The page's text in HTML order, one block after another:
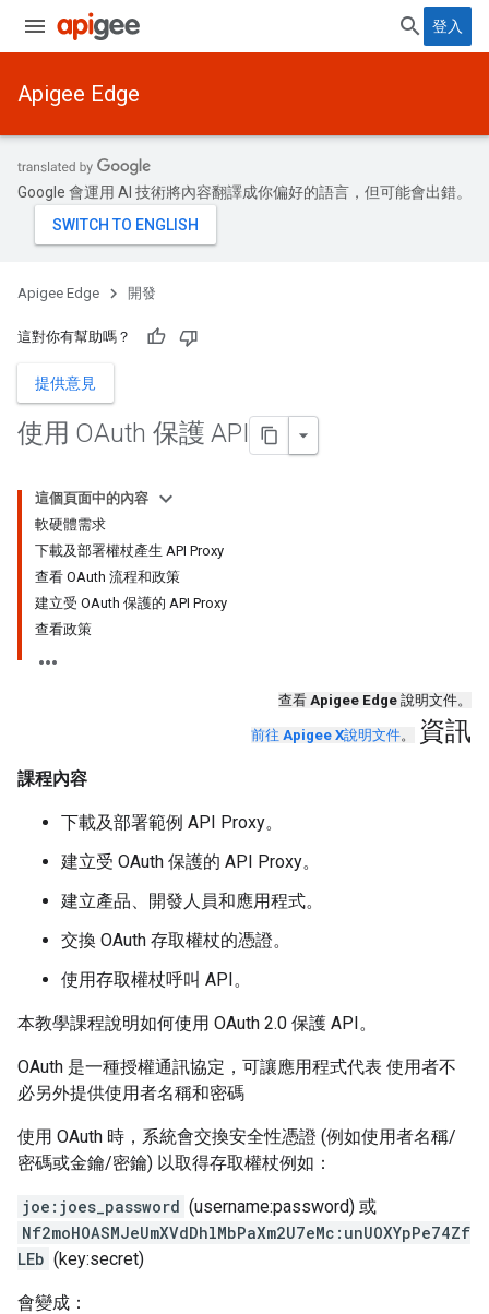
登入
Apigee Edge
Google 會運用 AI 技術將內容翻譯成你偏好的語言，但可能會出錯。
Apigee Edge 開發
這對你有幫助嗎？
提供意見
使用 OAuth 保護 API
這個頁面中的內容
軟硬體需求
下載及部署權杖產生 API Proxy
查看 OAuth 流程和政策
建立受 OAuth 保護的 API Proxy
查看政策
查看 Apigee Edge 說明文件。
前往 Apigee X說明文件。 資訊
課程內容
下載及部署範例 API Proxy。
建立受 OAuth 保護的 API Proxy。
建立產品、開發人員和應用程式。
交換 OAuth 存取權杖的憑證。
使用存取權杖呼叫 API。
本教學課程說明如何使用 OAuth 2.0 保護 API。
OAuth 是一種授權通訊協定，可讓應用程式代表 使用者不
必另外提供使用者名稱和密碼
使用 OAuth 時，系統會交換安全性憑證 (例如使用者名稱/
密碼或金鑰/密鑰) 以取得存取權杖例如：
joe:joes_password (username:password) 或
Nf2moHOASMJeUmXVdDhlMbPaXm2U7eMc:unUOXYpPe74Zf
LEb (key:secret)
會變成：